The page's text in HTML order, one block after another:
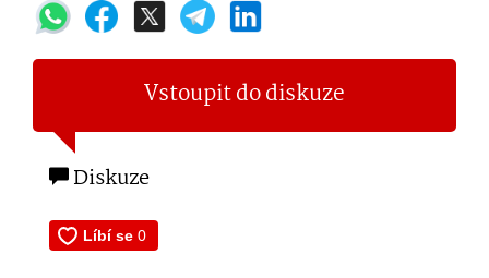
Vstoupit do diskuze
Diskuze